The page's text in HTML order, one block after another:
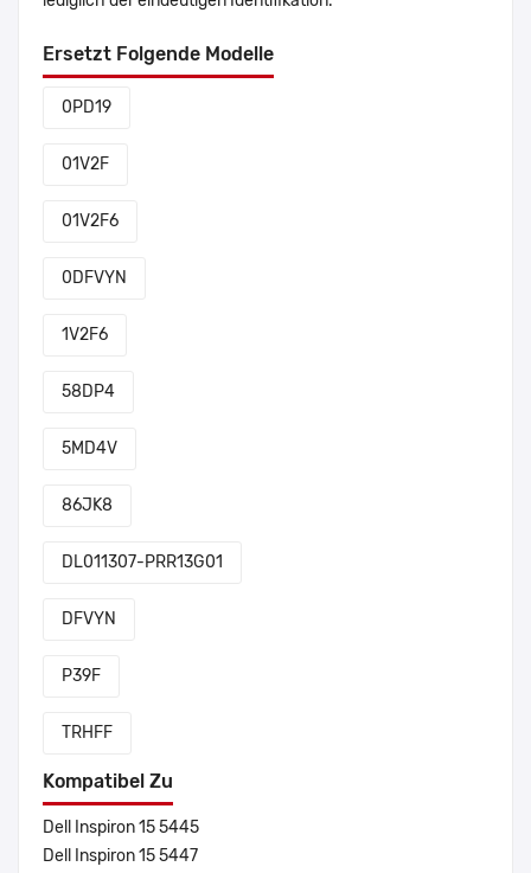
Ersetzt Folgende Modelle
0PD19
01V2F
01V2F6
0DFVYN
1V2F6
58DP4
5MD4V
86JK8
DL011307-PRR13G01
DFVYN
P39F
TRHFF
Kompatibel Zu
Dell Inspiron 15 5445
Dell Inspiron 15 5447